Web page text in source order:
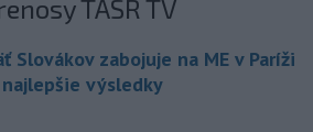
TASR TV
Slovákov zabojuje na ME v Paríži
výsledky